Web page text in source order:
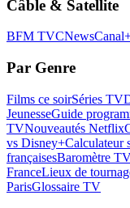
Câble & Satellite
BFM TVCNews
Par Genre
Films ce soirSéries TV
JeunesseGuide
TVNouveautés Netflix
vs Disney+Calculateur
françaisesBaromètre
FranceLieux de
ParisGlossaire TV